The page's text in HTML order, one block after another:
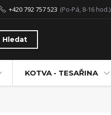
Hledat
+420 792 757 523 (Po-Pá, 8-16 hod.)
KOTVA - TESAŘINA